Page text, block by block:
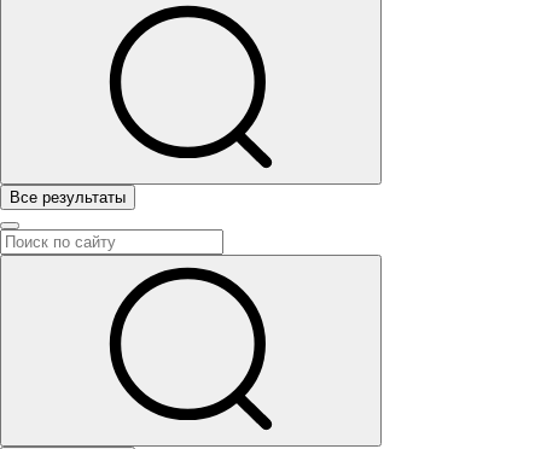
Все результаты